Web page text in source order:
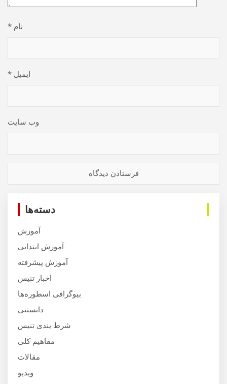
نام *
ایمیل *
وب‌ سایت
دسته‌ها
آموزش
آموزش ابتدایی
آموزش پیشرفته
اخبار تنیس
بیوگرافی اسطوره‌ها
دانستنی
شرط بندی تنیس
مفاهیم کلی
مقالات
ویدیو